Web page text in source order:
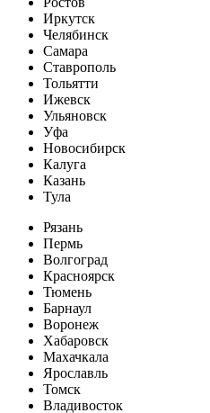
Иркутск
Челябинск
Самара
Ставрополь
Тольятти
Ижевск
Ульяновск
Уфа
Новосибирск
Калуга
Казань
Тула
Рязань
Пермь
Волгоград
Красноярск
Тюмень
Барнаул
Воронеж
Хабаровск
Махачкала
Ярославль
Томск
Владивосток